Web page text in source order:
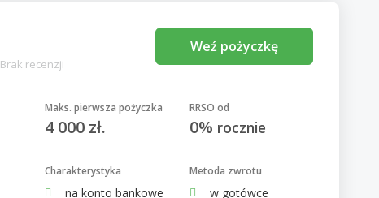
Brak recenzji
Weź pożyczkę
Maks. pierwsza pożyczka
4 000 zł.
RRSO od
0% rocznie
Charakterystyka
na konto bankowe
Metoda zwrotu
w gotówce